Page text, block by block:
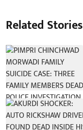
Related Stories